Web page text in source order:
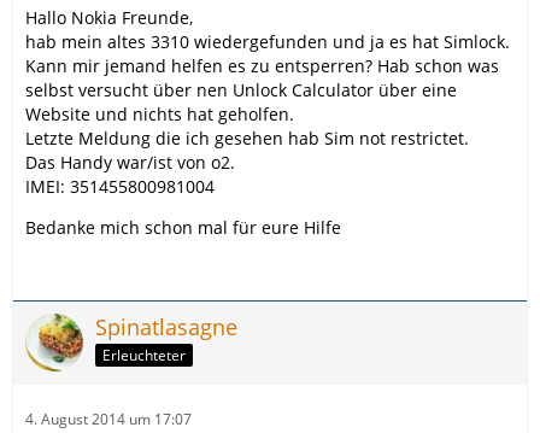
Hallo Nokia Freunde,
hab mein altes 3310 wiedergefunden und ja es hat Simlock.
Kann mir jemand helfen es zu entsperren? Hab schon was
selbst versucht über nen Unlock Calculator über eine
Website und nichts hat geholfen.
Letzte Meldung die ich gesehen hab Sim not restrictet.
Das Handy war/ist von o2.
IMEI: 351455800981004
Bedanke mich schon mal für eure Hilfe
Spinatlasagne
Erleuchteter
4. August 2014 um 17:07